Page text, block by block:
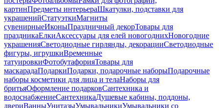
картинПредметы интерьераШкатулки, подставки для
украшенийСтатуэткиМагниты
сувенирныеИконыПраздничный декорТовары для
праздникаЕлкиАксессуары для елей новогоднихНовогодние
украшенияСветодиодные гирлянды, декорацииСветодиодные
фигуры, игрушкиВременные
татуировкиФотобутафорияТовары для
маскарадаПодаркиПодарки, подарочные наборыПодарочные
наборы косметики для лица и телаНаборы для
бритьяОформление подарковСантехника и
водоснабжениеСантехникаДушевые кабины, поддоны,
двериВанныУнитазыУмывальникиУмывальники со